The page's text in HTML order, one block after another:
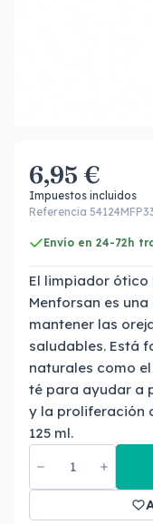
6,95 €
Impuestos incluidos
Referencia
Envío en 24-72h
El limpiador
Menforsan es
mantener las
saludables. Está
naturales como
té para ayudar a
y la proliferación
125 ml.